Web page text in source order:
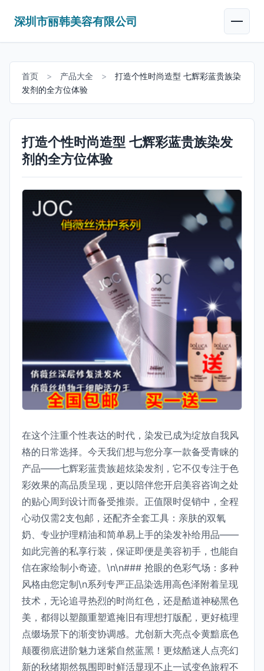
深圳市丽韩美容有限公司
首页 > 产品大全 >
打造个性时尚造型 七辉彩蓝贵族染
发剂的全方位体验
打造个性时尚造型 七辉彩蓝贵族染发
剂的全方位体验
在这个注重个性表达的时代，染发已成为绽放自我风
格的日常选择。今天我们想与您分享一款备受青睐的
产品——七辉彩蓝贵族超炫染发剂，它不仅专注于色
彩效果的高品质呈现，更以陪伴您开启美容咨询之处
的贴心周到设计而备受推崇。正值限时促销中，全程
心动仅需2支包邮，还配齐全套工具：亲肤的双氧
奶、专业护理精油和简单易上手的染发补给用品——
如此完善的私享行装，保证即便是美容初手，也能自
信在家绘制小奇迹。\n\n### 抢眼的色彩气场：多种
风格由您定制\n系列专严正品染选用高色泽附着呈现
技术，无论追寻热烈的时尚红色，还是酷道神秘黑色
美，都得以塑颜重塑遮掩旧有理想打版配，更好梳理
点缀场景下的渐变协调感。尤创新大亮点令黄黯底色
颠覆彻底进阶魅力迷紫自然蓝黑！更炫酷迷人点亮幻
新的秋绪期然氛围即时鲜活显现不止一试变色旅程不